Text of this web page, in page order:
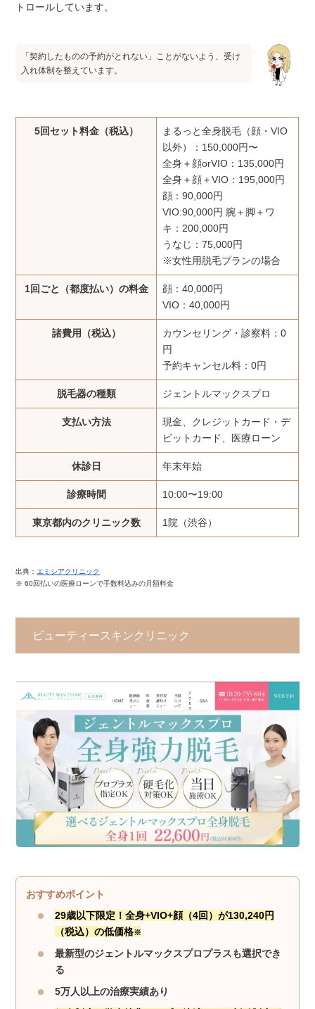
トロールしています。
「契約したものの予約がとれない」ことがないよう、受け
入れ体制を整えています。
5回セット料金（税込）
まるっと全身脱毛（顔・VIO
以外）：150,000円〜
全身＋顔orVIO：135,000円
全身＋顔＋VIO：195,000円
顔：90,000円
VIO:90,000円 腕＋脚＋ワ
キ：200,000円
うなじ：75,000円
※女性用脱毛プランの場合
1回ごと（都度払い）の料金
顔：40,000円
VIO：40,000円
諸費用（税込）
カウンセリング・診察料：0
円
予約キャンセル料：0円
脱毛器の種類 ジェントルマックスプロ
支払い方法
現金、クレジットカード・デ
ビットカード、医療ローン
休診日 年末年始
診療時間 10:00〜19:00
東京都内のクリニック数 1院（渋谷）
出典： エミシアクリニック
※ 60回払いの医療ローンで手数料込みの月額料金
ビューティースキンクリニック
おすすめポイント
29歳以下限定！全身+VIO+顔（4回）が130,240円
（税込）の低価格※
最新型のジェントルマックスプロプラスも選択でき
る
5万人以上の治療実績あり